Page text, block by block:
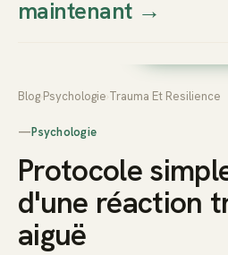
Thierry
Prendre
maintenant→
Blog Psychologie Trauma Et Resilience
—Psychologie
Protocole
d'une réaction
aiguë